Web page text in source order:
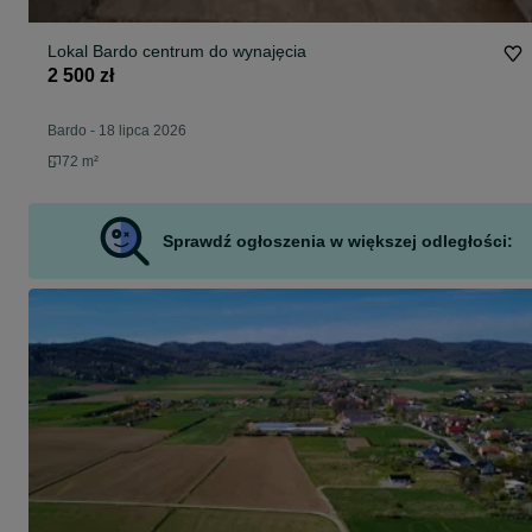
Lokal Bardo centrum do wynajęcia
2 500 zł
Bardo - 18 lipca 2026
72 m²
Sprawdź ogłoszenia w większej odległości: